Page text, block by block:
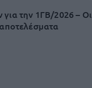
την 1ΓΒ/2026 – Οι